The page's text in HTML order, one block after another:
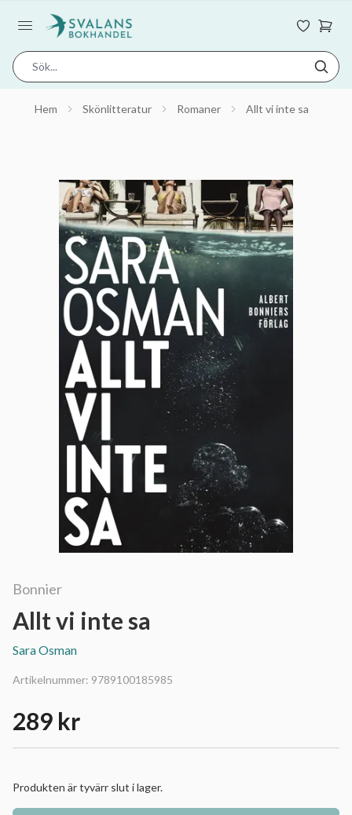
Hem Skönlitteratur Romaner Allt vi inte sa
Bonnier
Allt vi inte sa
Sara Osman
Artikelnummer: 9789100185985
289 kr
Produkten är tyvärr slut i lager.